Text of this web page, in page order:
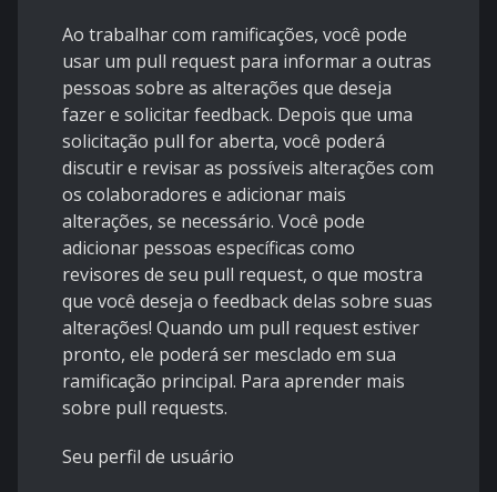
Ao trabalhar com ramificações, você pode
usar um pull request para informar a outras
pessoas sobre as alterações que deseja
fazer e solicitar feedback. Depois que uma
solicitação pull for aberta, você poderá
discutir e revisar as possíveis alterações com
os colaboradores e adicionar mais
alterações, se necessário. Você pode
adicionar pessoas específicas como
revisores de seu pull request, o que mostra
que você deseja o feedback delas sobre suas
alterações! Quando um pull request estiver
pronto, ele poderá ser mesclado em sua
ramificação principal. Para aprender mais
sobre pull requests.
Seu perfil de usuário